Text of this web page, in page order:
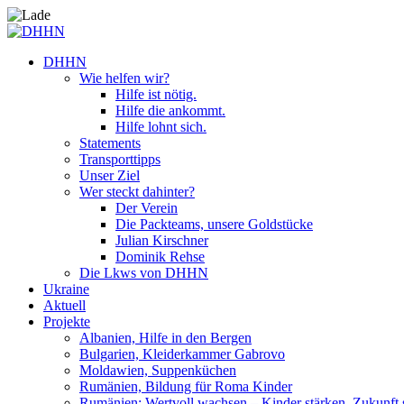
DHHN
Wie helfen wir?
Hilfe ist nötig.
Hilfe die ankommt.
Hilfe lohnt sich.
Statements
Transporttipps
Unser Ziel
Wer steckt dahinter?
Der Verein
Die Packteams, unsere Goldstücke
Julian Kirschner
Dominik Rehse
Die Lkws von DHHN
Ukraine
Aktuell
Projekte
Albanien, Hilfe in den Bergen
Bulgarien, Kleiderkammer Gabrovo
Moldawien, Suppenküchen
Rumänien, Bildung für Roma Kinder